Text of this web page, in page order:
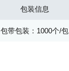
包装信息
包带包装：1000个/包